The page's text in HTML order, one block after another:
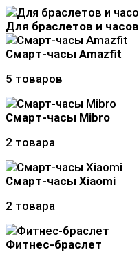
Для браслетов и часов
Смарт-часы Amazfit
5 товаров
Смарт-часы Mibro
2 товара
Смарт-часы Xiaomi
2 товара
Фитнес-браслет